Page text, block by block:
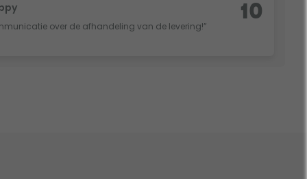
over de afhandeling van de levering!”
10